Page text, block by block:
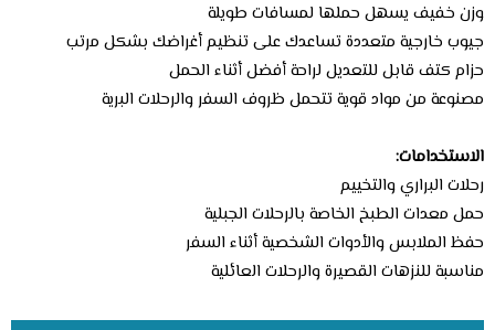
وزن خفيف يسهل حملها لمسافات طويلة
جيوب خارجية متعددة تساعدك على تنظيم أغراضك بشكل مرتب
حزام كتف قابل للتعديل لراحة أفضل أثناء الحمل
مصنوعة من مواد قوية تتحمل ظروف السفر والرحلات البرية
الاستخدامات:
رحلات البراري والتخييم
حمل معدات الطبخ الخاصة بالرحلات الجبلية
حفظ الملابس والأدوات الشخصية أثناء السفر
مناسبة للنزهات القصيرة والرحلات العائلية